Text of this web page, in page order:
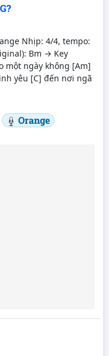
Nhịp: 4/4, tempo:
Bm → Key
một ngày không [Am]
yêu [C] đến nơi ngã
Orange